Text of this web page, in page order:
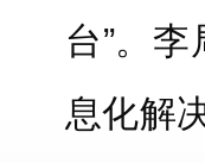
台”。
息化解